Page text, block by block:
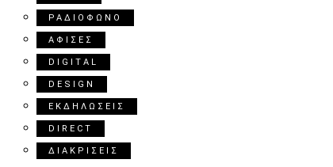
ΡΑΔΙΟΦΩΝΟ
ΑΦΙΣΕΣ
DIGITAL
DESIGN
ΕΚΔΗΛΩΣΕΙΣ
DIRECT
ΔΙΑΚΡΙΣΕΙΣ